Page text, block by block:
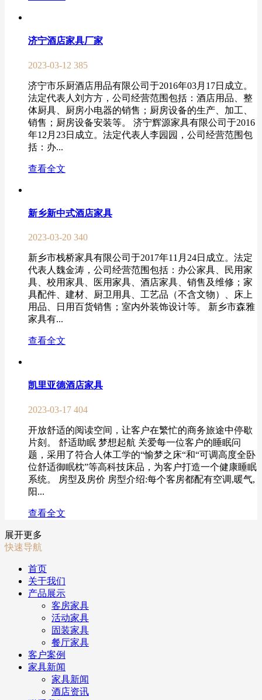
济宁酒店家具厂家
2023-03-12 385
济宁市乐厨酒店用品有限公司于2016年03月17日成立。
法定代表人刘方方，公司经营范围包括：酒店用品、整
体厨具、厨房小电器的销售；厨房设备的生产、加工、
销售；厨房设备安装等。 济宁辉源家具有限公司于2016
年12月23日成立。法定代表人李园园，公司经营范围包
括：办...
查看全文
新乡新中式酒店家具
2023-03-20 340
新乡市栈桥家具有限公司于2017年11月24日成立。法定
代表人魏金涛，公司经营范围包括：办公家具、民用家
具、校用家具、医用家具、酒店家具、销售及维修；家
具配件、建材、厨卫用具、工艺品（不含文物）、床上
用品、日用百货销售；室内外装饰设计等。 新乡市森雅
家具有...
查看全文
凯里亚德酒店家具
2023-03-17 404
开放舒适的阅读空间，让客户在繁忙的商务旅途中停歇
片刻。 舒适助眠 梦想起航 关爱每一位客户的睡眠问
题，采用了符合人体工学的“愉梦之床“和“可调高度全卧
位舒适御眠枕”等高科技床品，为客户打造一个健康睡眠
系统。 房型及房价 房型介绍:每个客房都配有空调,暖气,
阳...
查看全文
展开更多
快速导航
首页
关于我们
产品展示
客房家具
活动家具
固装家具
餐厅家具
客户案例
家具新闻
家具新闻
酒店资讯